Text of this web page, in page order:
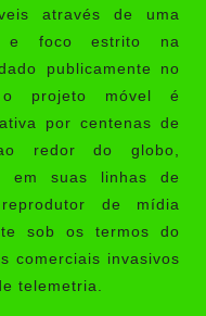
através de uma
e foco estrito na
publicamente no
projeto móvel é
por centenas de
redor do globo,
em suas linhas de
de mídia
sob os termos do
comerciais invasivos
telemetria.